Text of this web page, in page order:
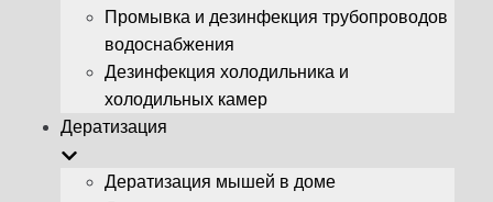
Промывка и дезинфекция трубопроводов
водоснабжения
Дезинфекция холодильника и
холодильных камер
Дератизация
Дератизация мышей в доме